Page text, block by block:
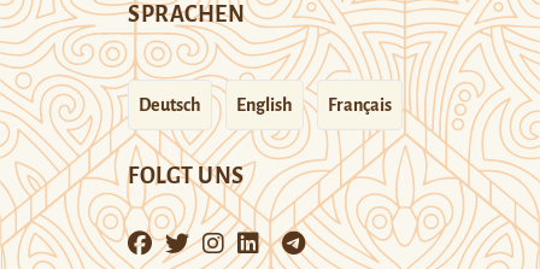
SPRACHEN
Deutsch English Français
FOLGT UNS